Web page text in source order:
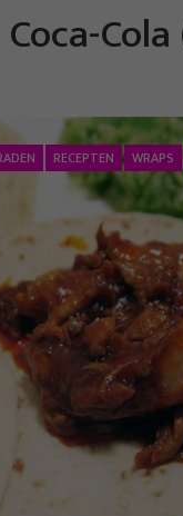
RECEPTEN WRAPS